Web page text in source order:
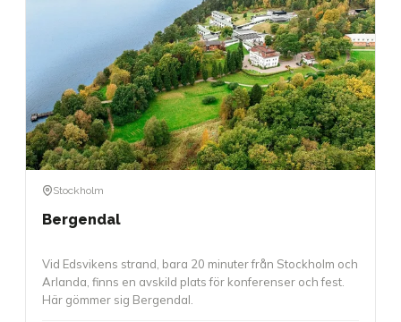
Stockholm
Bergendal
Vid Edsvikens strand, bara 20 minuter från Stockholm och
Arlanda, finns en avskild plats för konferenser och fest.
Här gömmer sig Bergendal.